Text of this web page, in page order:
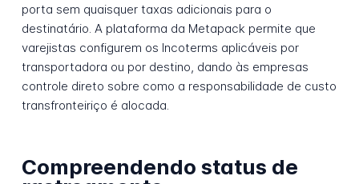
porta sem quaisquer taxas adicionais para o
destinatário. A plataforma da Metapack permite que
varejistas configurem os Incoterms aplicáveis por
transportadora ou por destino, dando às empresas
controle direto sobre como a responsabilidade de custo
transfronteiriço é alocada.
Compreendendo status de